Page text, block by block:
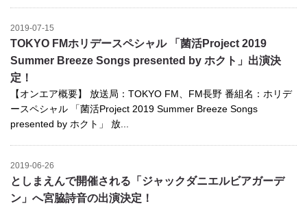
2019-07-15
TOKYO FMホリデースペシャル 「菌活Project 2019
Summer Breeze Songs presented by ホクト」出演決
定！
【オンエア概要】 放送局：TOKYO FM、FM長野 番組名：ホリデ
ースペシャル 「菌活Project 2019 Summer Breeze Songs
presented by ホクト」 放...
2019-06-26
としまえんで開催される「ジャックダニエルビアガーデ
ン」へ宮脇詩音の出演決定！